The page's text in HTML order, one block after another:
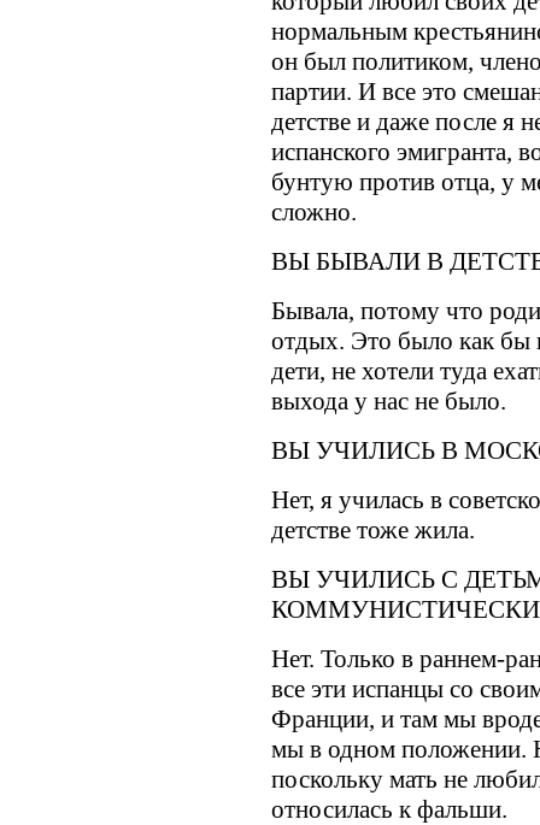
нормальным
он был политиком,
партии. И все это
детстве и даже после я
испанского эмигранта,
бунтую против отца, у
сложно.
ВЫ БЫВАЛИ В
Бывала, потому что
отдых. Это было как
дети, не хотели туда
выхода у нас не было.
ВЫ УЧИЛИСЬ В
Нет, я училась в
детстве тоже жила.
ВЫ УЧИЛИСЬ С
Нет. Только в раннем-
все эти испанцы со
Франции, и там мы
мы в одном положении.
поскольку мать не
относилась к фальши.